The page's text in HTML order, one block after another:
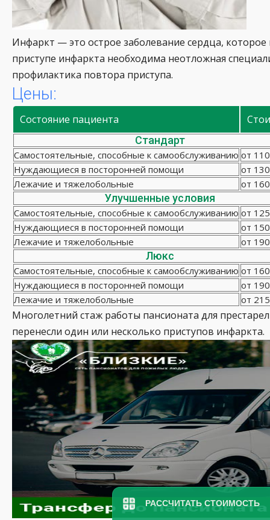
РАССЧИТАТЬ СТОИМОСТЬ
Инфаркт — это острое заболевание сердца,
приступе инфаркта необходима неотложная
профилактика повтора приступа.
Цены:
Состояние пациента
Стандарт
Самостоятельные, способные к самообслуживанию от
Нуждающиеся в посторонней помощи
от
Лежачие и тяжелобольные
от
Улучшенные условия
Самостоятельные, способные к самообслуживанию от
Нуждающиеся в посторонней помощи
от
Лежачие и тяжелобольные
от
Люкс
Самостоятельные, способные к самообслуживанию от
Нуждающиеся в посторонней помощи
от
Лежачие и тяжелобольные
от
Многолетний стаж работы пансионата для
перенесли один или несколько приступов инфаркта.